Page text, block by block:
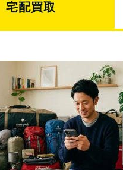
宅配買取